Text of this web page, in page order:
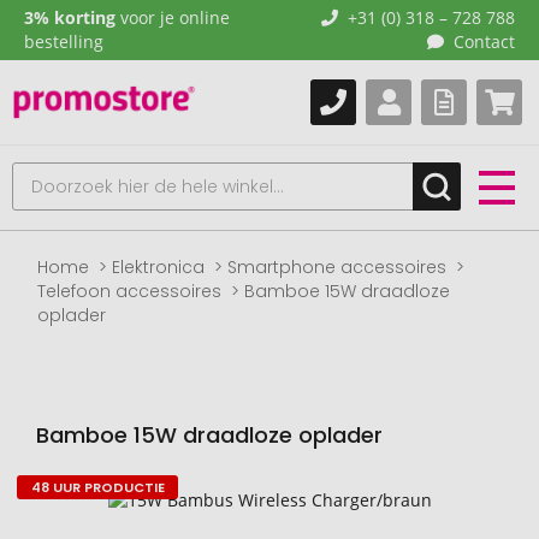
3% korting voor je online
bestelling
+31 (0) 318 – 728 788
Contact
Home Elektronica
Smartphone accessoires
Telefoon accessoires
Bamboe 15W draadloze
oplader
Bamboe 15W draadloze oplader
Naar
48 UUR PRODUCTIE